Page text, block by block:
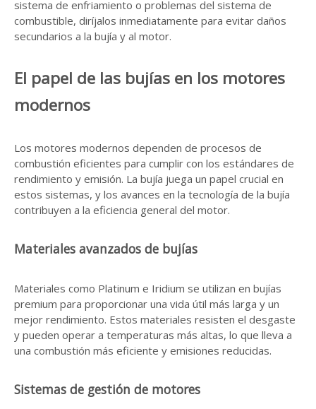
sistema de enfriamiento o problemas del sistema de
combustible, diríjalos inmediatamente para evitar daños
secundarios a la bujía y al motor.
El papel de las bujías en los motores
modernos
Los motores modernos dependen de procesos de
combustión eficientes para cumplir con los estándares de
rendimiento y emisión. La bujía juega un papel crucial en
estos sistemas, y los avances en la tecnología de la bujía
contribuyen a la eficiencia general del motor.
Materiales avanzados de bujías
Materiales como Platinum e Iridium se utilizan en bujías
premium para proporcionar una vida útil más larga y un
mejor rendimiento. Estos materiales resisten el desgaste
y pueden operar a temperaturas más altas, lo que lleva a
una combustión más eficiente y emisiones reducidas.
Sistemas de gestión de motores